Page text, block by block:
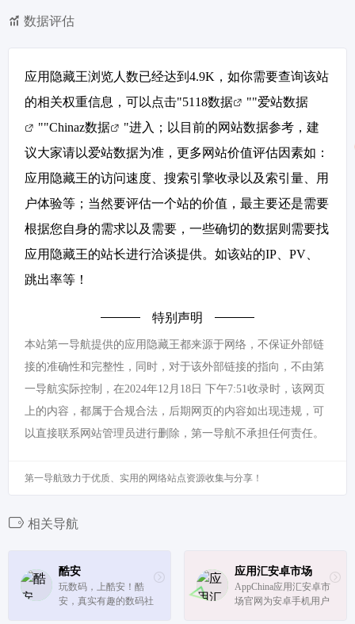
数据评估
应用隐藏王浏览人数已经达到4.9K，如你需要查询该站
的相关权重信息，可以点击"5118数据 ""爱站数据
""Chinaz数据
"进入；以目前的网站数据参考，建
议大家请以爱站数据为准，更多网站价值评估因素如：
应用隐藏王的访问速度、搜索引擎收录以及索引量、用
户体验等；当然要评估一个站的价值，最主要还是需要
根据您自身的需求以及需要，一些确切的数据则需要找
应用隐藏王的站长进行洽谈提供。如该站的IP、PV、
跳出率等！
特别声明
本站第一导航提供的应用隐藏王都来源于网络，不保证外部链
接的准确性和完整性，同时，对于该外部链接的指向，不由第
一导航实际控制，在2024年12月18日 下午7:51收录时，该网页
上的内容，都属于合规合法，后期网页的内容如出现违规，可
以直接联系网站管理员进行删除，第一导航不承担任何责任。
第一导航致力于优质、实用的网络站点资源收集与分享！
相关导航
酷安
玩数码，上酷安！酷
安，真实有趣的数码社
应用汇安卓市场
AppChina应用汇安卓市
场官网为安卓手机用户